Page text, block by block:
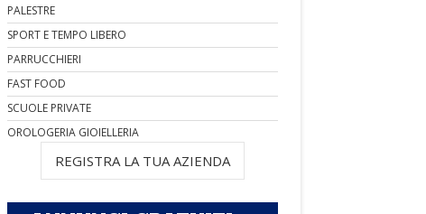
PALESTRE
SPORT E TEMPO LIBERO
PARRUCCHIERI
FAST FOOD
SCUOLE PRIVATE
OROLOGERIA GIOIELLERIA
REGISTRA LA TUA AZIENDA